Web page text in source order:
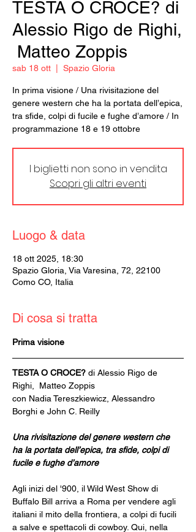
TESTA O CROCE? di
Alessio Rigo de Righi,
Matteo Zoppis
sab 18 ott Spazio Gloria
In prima visione / Una rivisitazione del
genere western che ha la portata dell’epica,
tra sfide, colpi di fucile e fughe d’amore / In
programmazione 18 e 19 ottobre
I biglietti non sono in vendita
Scopri gli altri eventi
Luogo & data
18 ott 2025, 18:30
Spazio Gloria, Via Varesina, 72, 22100
Como CO, Italia
Di cosa si tratta
Prima visione
TESTA O CROCE? di Alessio Rigo de
Righi,  Matteo Zoppis
con Nadia Tereszkiewicz, Alessandro
Borghi e John C. Reilly
Una rivisitazione del genere western che
ha la portata dell’epica, tra sfide, colpi di
fucile e fughe d’amore
Agli inizi del '900, il Wild West Show di
Buffalo Bill arriva a Roma per vendere agli
italiani il mito della frontiera, a colpi di fucili
a salve e spettacoli di cowboy. Qui, nella